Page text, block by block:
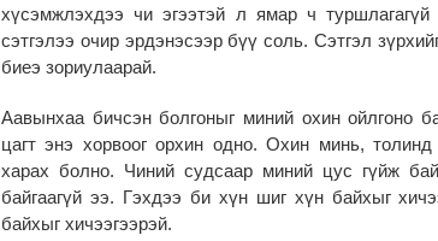
хүсэмжлэхдээ чи эгээтэй л ямар ч
сэтгэлээ очир эрдэнэсээр бүү соль. Сэтгэл
биеэ зориулаарай.
Аавынхаа бичсэн болгоныг миний охин ойлгоно
цагт энэ хорвоог орхин одно. Охин минь,
харах болно. Чиний судсаар миний цус гүйж
байгаагүй ээ. Гэхдээ би хүн шиг хүн байхыг
байхыг хичээгээрэй.